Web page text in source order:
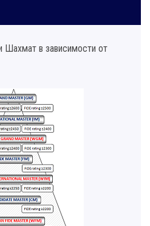
Шахмат в зависимости от